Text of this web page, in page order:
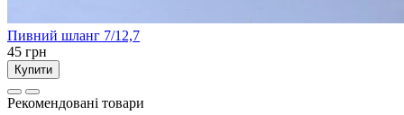
Пивний шланг 7/12,7
45 грн
Купити
Рекомендовані товари